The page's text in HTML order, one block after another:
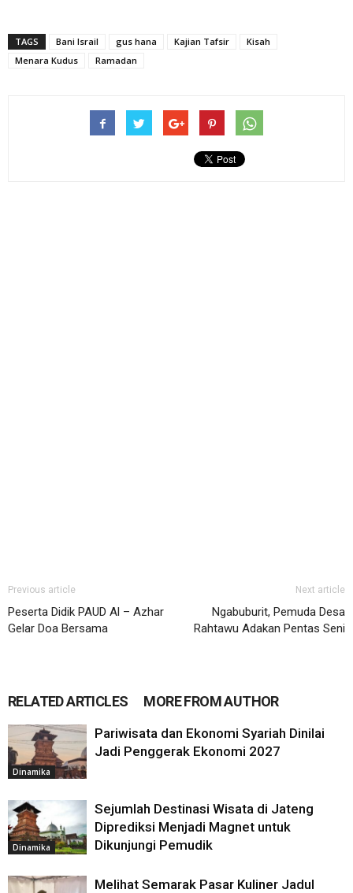
TAGS Bani Israil gus hana Kajian Tafsir
Kisah
Menara Kudus
Ramadan
Previous article
Peserta Didik PAUD Al – Azhar
Gelar Doa Bersama
Next article
Ngabuburit, Pemuda Desa
Rahtawu Adakan Pentas Seni
RELATED ARTICLES MORE FROM AUTHOR
Dinamika
Pariwisata dan Ekonomi Syariah Dinilai
Jadi Penggerak Ekonomi 2027
Dinamika
Sejumlah Destinasi Wisata di Jateng
Diprediksi Menjadi Magnet untuk
Dikunjungi Pemudik
Melihat Semarak Pasar Kuliner Jadul